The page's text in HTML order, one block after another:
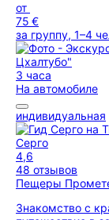
от
75 €
за группу, 1–4
3 часа
На автомобиле
индивидуальная
Серго
4,6
48 отзывов
Пещеры
Знакомство с